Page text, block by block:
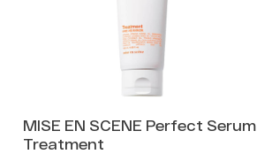
MISE EN SCENE Perfect Serum
Treatment